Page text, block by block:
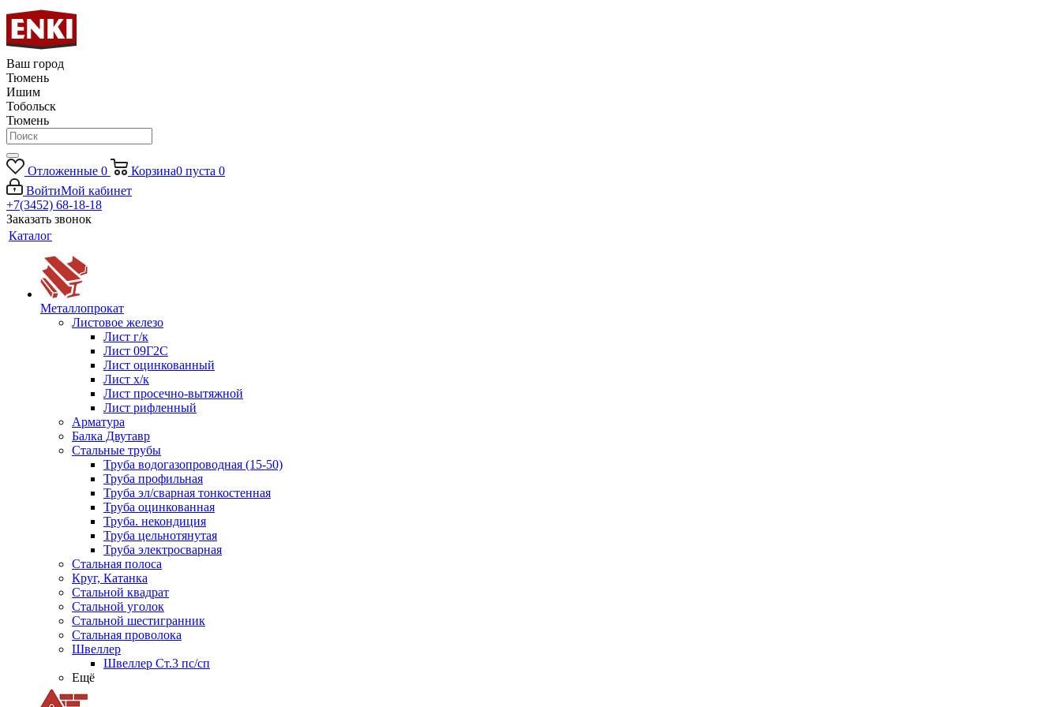
Ваш город
Тюмень
Ишим
Тобольск
Тюмень
Отложенные 0 Корзина0 пуста 0
ВойтиМой кабинет
+7(3452) 68-18-18
Заказать звонок
Каталог
Металлопрокат
Листовое железо
Лист г/к
Лист 09Г2С
Лист оцинкованный
Лист х/к
Лист просечно-вытяжной
Лист рифленный
Арматура
Балка Двутавр
Стальные трубы
Труба водогазопроводная (15-50)
Труба профильная
Труба эл/сварная тонкостенная
Труба оцинкованная
Труба. некондиция
Труба цельнотянутая
Труба электросварная
Стальная полоса
Круг, Катанка
Стальной квадрат
Стальной уголок
Стальной шестигранник
Стальная проволока
Швеллер
Швеллер Ст.3 пс/сп
Ещё